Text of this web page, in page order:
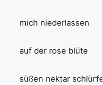
mich niederlassen
auf der rose blüte
süßen nektar